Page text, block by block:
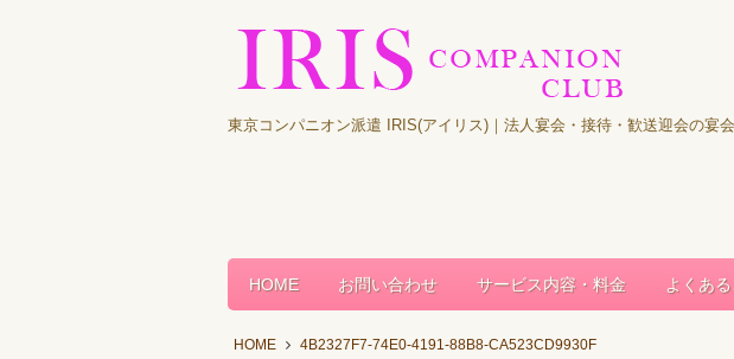
東京コンパニオン派遣 IRIS(アイリス)｜法人宴会・接待・歓送迎会の宴
HOME お問い合わせ サービス内容・料金 よくあ
HOME 4B2327F7-74E0-4191-88B8-CA523CD9930F